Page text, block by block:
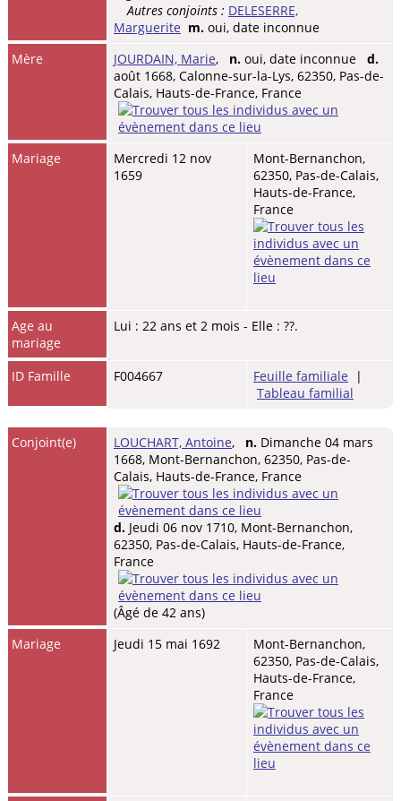
Autres conjoints : DELESERRE,
Marguerite m. oui, date inconnue
Mère
JOURDAIN, Marie, n. oui, date inconnue d.
août 1668, Calonne-sur-la-Lys, 62350, Pas-de-
Calais, Hauts-de-France, France
Mariage
Mercredi 12 nov
1659
Mont-Bernanchon,
62350, Pas-de-Calais,
Hauts-de-France,
France
Age au
mariage
Lui : 22 ans et 2 mois - Elle : ??.
ID Famille F004667 Feuille familiale |
Tableau familial
Conjoint(e) LOUCHART, Antoine, n. Dimanche 04 mars
1668, Mont-Bernanchon, 62350, Pas-de-
Calais, Hauts-de-France, France
d. Jeudi 06 nov 1710, Mont-Bernanchon,
62350, Pas-de-Calais, Hauts-de-France,
France
(Âgé de 42 ans)
Mariage
Jeudi 15 mai 1692
Mont-Bernanchon,
62350, Pas-de-Calais,
Hauts-de-France,
France